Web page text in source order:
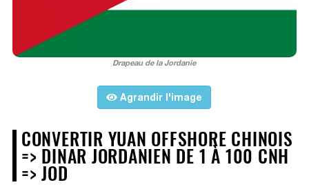
Drapeau de la Jordanie
Agrandir l'image
CONVERTIR YUAN OFFSHORE CHINOIS
=> DINAR JORDANIEN DE 1 À 100 CNH
=> JOD